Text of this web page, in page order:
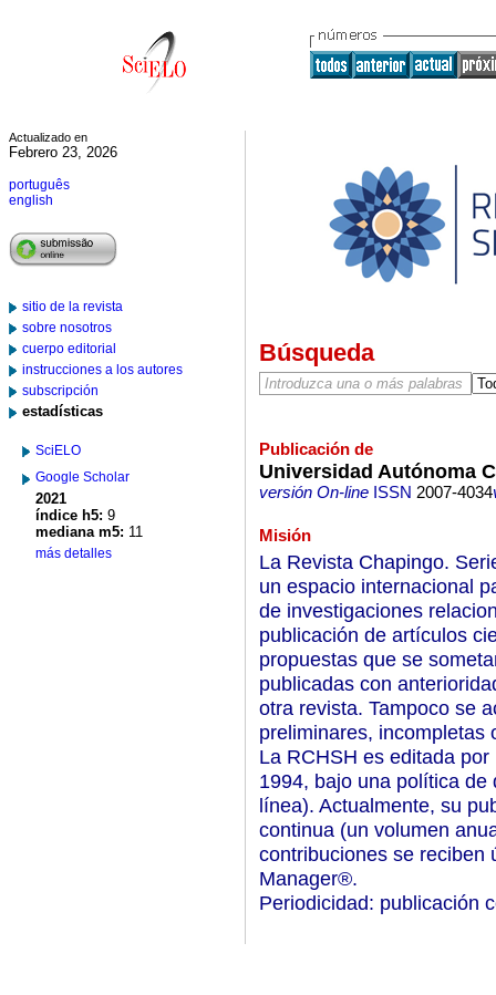
Actualizado en
Febrero 23, 2026
português
english
sitio de la revista
sobre nosotros
cuerpo editorial
instrucciones a los autores
subscripción
estadísticas
SciELO
Google Scholar
2021
índice h5: 9
mediana m5: 11
más detalles
Búsqueda
Publicación de
Universidad Autónoma
versión On-lineISSN 2007-4034
Misión
La Revista Chapingo.
un espacio internacional
de investigaciones
publicación de artículos
propuestas que se
publicadas con
otra revista. Tampoco se
preliminares, incompletas
La RCHSH es editada
1994, bajo una política
línea). Actualmente, su
continua (un volumen
contribuciones se reciben
Manager®.
Periodicidad: publicación